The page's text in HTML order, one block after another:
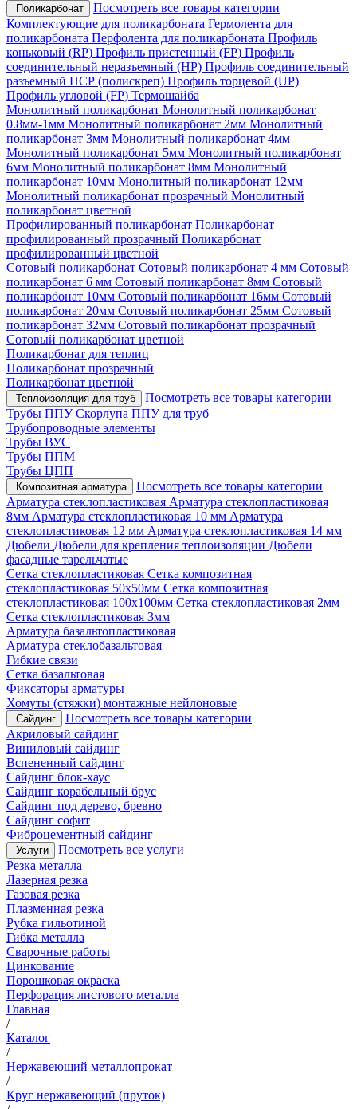
Поликарбонат
Посмотреть все товары категории
Комплектующие для поликарбоната Гермолента для
поликарбоната Перфолента для поликарбоната Профиль
коньковый (RP) Профиль пристенный (FP) Профиль
соединительный неразъемный (НР) Профиль соединительный
разъемный НСР (полискреп) Профиль торцевой (UP)
Профиль угловой (FP) Термошайба
Монолитный поликарбонат Монолитный поликарбонат
0.8мм-1мм Монолитный поликарбонат 2мм Монолитный
поликарбонат 3мм Монолитный поликарбонат 4мм
Монолитный поликарбонат 5мм Монолитный поликарбонат
6мм Монолитный поликарбонат 8мм Монолитный
поликарбонат 10мм Монолитный поликарбонат 12мм
Монолитный поликарбонат прозрачный Монолитный
поликарбонат цветной
Профилированный поликарбонат Поликарбонат
профилированный прозрачный Поликарбонат
профилированный цветной
Сотовый поликарбонат Сотовый поликарбонат 4 мм Сотовый
поликарбонат 6 мм Сотовый поликарбонат 8мм Сотовый
поликарбонат 10мм Сотовый поликарбонат 16мм Сотовый
поликарбонат 20мм Сотовый поликарбонат 25мм Сотовый
поликарбонат 32мм Сотовый поликарбонат прозрачный
Сотовый поликарбонат цветной
Поликарбонат для теплиц
Поликарбонат прозрачный
Поликарбонат цветной
Теплоизоляция для труб
Посмотреть все товары категории
Трубы ППУСкорлупа ППУ для труб
Трубопроводные элементы
Трубы ВУС
Трубы ППМ
Трубы ЦПП
Композитная арматура
Посмотреть все товары категории
Арматура стеклопластиковая Арматура стеклопластиковая
8мм Арматура стеклопластиковая 10 мм Арматура
стеклопластиковая 12 мм Арматура стеклопластиковая 14 мм
Дюбели Дюбели для крепления теплоизоляции Дюбели
фасадные тарельчатые
Сетка стеклопластиковая Сетка композитная
стеклопластиковая 50х50мм Сетка композитная
стеклопластиковая 100х100мм Сетка стеклопластиковая 2мм
Сетка стеклопластиковая 3мм
Арматура базальтопластиковая
Арматура стеклобазальтовая
Гибкие связи
Сетка базальтовая
Фиксаторы арматуры
Хомуты (стяжки) монтажные нейлоновые
Сайдинг
Посмотреть все товары категории
Акриловый сайдинг
Виниловый сайдинг
Вспененный сайдинг
Сайдинг блок-хаус
Сайдинг корабельный брус
Сайдинг под дерево, бревно
Сайдинг софит
Фиброцементный сайдинг
Услуги
Посмотреть все услуги
Резка металла
Лазерная резка
Газовая резка
Плазменная резка
Рубка гильотиной
Гибка металла
Сварочные работы
Цинкование
Порошковая окраска
Перфорация листового металла
Главная
/
Каталог
/
Нержавеющий металлопрокат
/
Круг нержавеющий (пруток)